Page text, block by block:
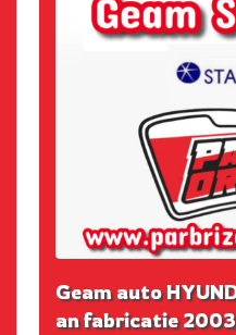
Geam auto
an fabricatie